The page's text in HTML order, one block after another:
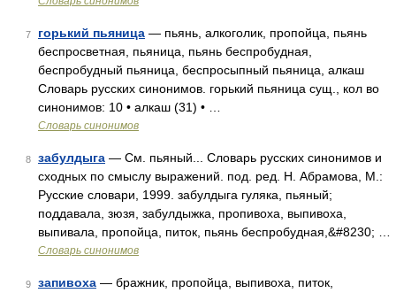
7 горький пьяница — пьянь, алкоголик, пропойца, пьянь
беспросветная, пьяница, пьянь беспробудная,
беспробудный пьяница, беспросыпный пьяница, алкаш
Словарь русских синонимов. горький пьяница сущ., кол во
синонимов: 10 • алкаш (31) • …
Словарь синонимов
8 забулдыга — См. пьяный... Словарь русских синонимов и
сходных по смыслу выражений. под. ред. Н. Абрамова, М.:
Русские словари, 1999. забулдыга гуляка, пьяный;
поддавала, зюзя, забулдыжка, пропивоха, выпивоха,
выпивала, пропойца, питок, пьянь беспробудная,&#8230; …
Словарь синонимов
9 запивоха — бражник, пропойца, выпивоха, питок,